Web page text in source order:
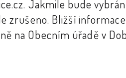
Jakmile bude
zrušeno. Bližší
na Obecním úřadě v